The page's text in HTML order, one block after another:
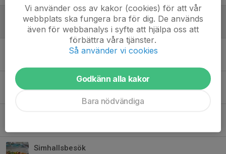
Simhallen
7 feb 2024
Halloween i spåret 2023
Vinnare - påsk i spåret 2023
Simhallsbesök
Vi använder oss av kakor (cookies) för att vår
webbplats ska fungera bra för dig. De används
även för webbanalys i syfte att hjälpa oss att
förbättra våra tjänster.
Så använder vi cookies
Godkänn alla kakor
Bara nödvändiga